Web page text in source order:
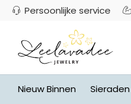
Persoonlijke service
Nieuw Binnen Sieraden